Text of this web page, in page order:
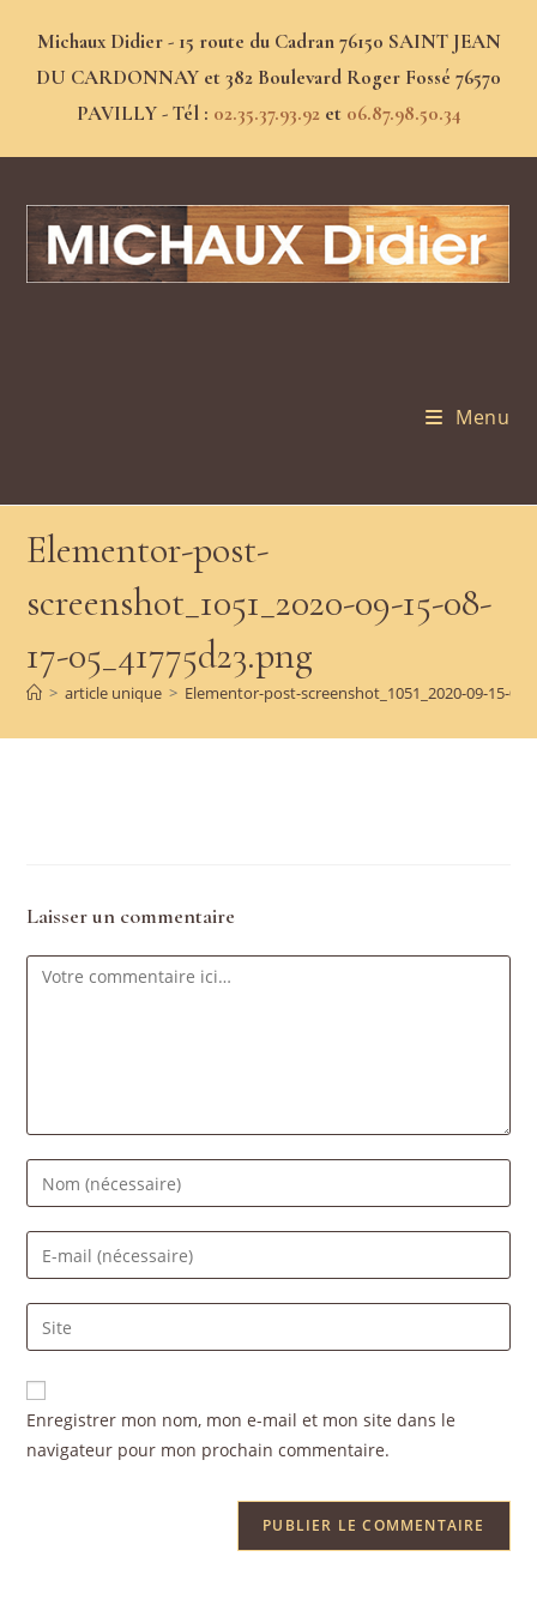
Michaux Didier - 15 route du Cadran 76150 SAINT JEAN
DU CARDONNAY et 382 Boulevard Roger Fossé 76570
PAVILLY - Tél : 02.35.37.93.92et 06.87.98.50.34
Menu
Elementor-post-
screenshot_1051_2020-09-15-08-
17-05_41775d23.png
> article unique > Elementor-post-screenshot_1051_2020-09-15-08-
Laisser un commentaire
Enregistrer mon nom, mon e-mail et mon site dans le
navigateur pour mon prochain commentaire.